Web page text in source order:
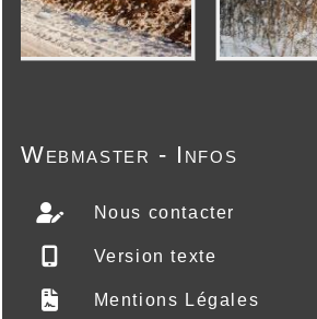
Webmaster - Infos
Nous contacter
Version texte
Mentions Légales